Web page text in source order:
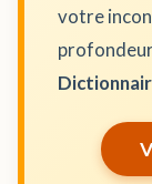
votre